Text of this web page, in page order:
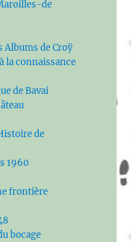
de
Albums de Croÿ
la connaissance
de Bavai
de
1960
frontière
bocage